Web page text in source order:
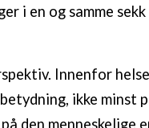
i en og samme
Innenfor
ikke minst
den menneskelige